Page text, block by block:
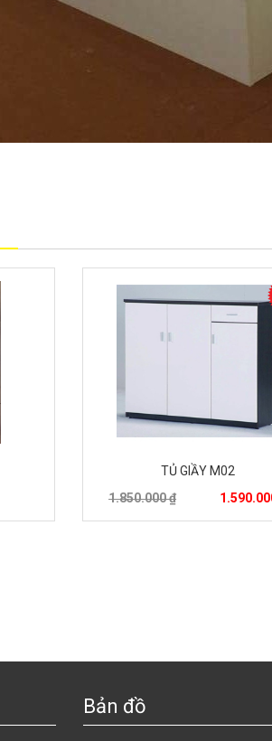
TỦ GIẦY M02
1.850.000 ₫
Bản đồ